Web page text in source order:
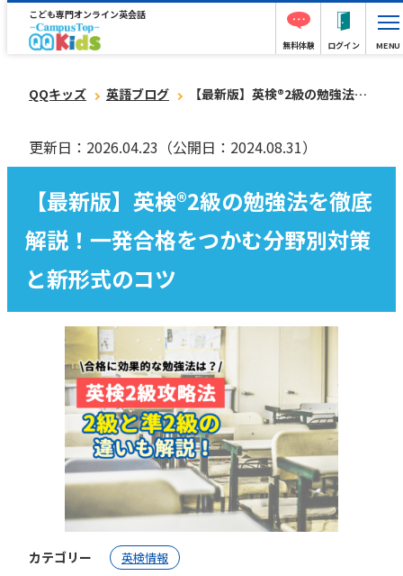
こども専門オンライン英会話
無料体験 ログイン MENU
QQキッズ 英語ブログ 【最新版】英検®︎2級の勉強法を徹底解説！一発合格をつかむ分野別対策と新形式のコツ
更新日：2026.04.23 （公開日：2024.08.31）
【最新版】英検®︎2級の勉強法を徹底
解説！一発合格をつかむ分野別対策
と新形式のコツ
カテゴリー 英検情報